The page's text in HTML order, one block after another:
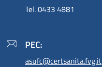
Tel. 0433 4881
PEC:
asufc@certsanita.fvg.it